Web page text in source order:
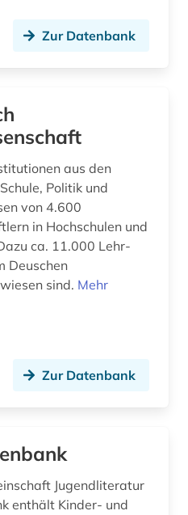
didaktik der naturwissenschaften (1)
Zur Datenbank
aus den
Politik und
von 4.600
in Hochschulen und
ca. 11.000 Lehr-
Deuschen
sind. Mehr
Zur Datenbank
Jugendliteratur
enthält Kinder- und